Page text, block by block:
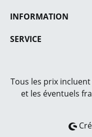
INFORMATION
SERVICE
Tous les prix incluent
et les éventuels